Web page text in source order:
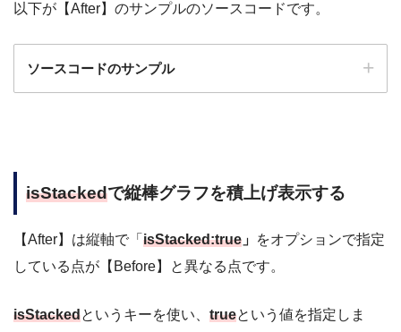
以下が【After】のサンプルのソースコードです。
ソースコードのサンプル
isStackedで縦棒グラフを積上げ表示する
【After】は縦軸で「 isStacked:true 」 をオプションで指定
している点が【Before】と異なる点です。
isStackedというキーを使い、 trueという値を指定しま